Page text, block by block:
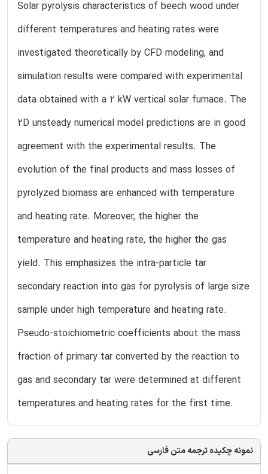
Solar pyrolysis characteristics of beech wood under
different temperatures and heating rates were
investigated theoretically by CFD modeling, and
simulation results were compared with experimental
data obtained with a 2 kW vertical solar furnace. The
2D unsteady numerical model predictions are in good
agreement with the experimental results. The
evolution of the final products and mass losses of
pyrolyzed biomass are enhanced with temperature
and heating rate. Moreover, the higher the
temperature and heating rate, the higher the gas
yield. This emphasizes the intra-particle tar
secondary reaction into gas for pyrolysis of large size
sample under high temperature and heating rate.
Pseudo-stoichiometric coefficients about the mass
fraction of primary tar converted by the reaction to
gas and secondary tar were determined at different
temperatures and heating rates for the first time.
نمونه چکیده ترجمه متن فارسی